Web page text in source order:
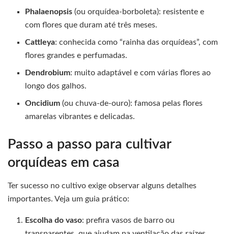
Phalaenopsis (ou orquídea-borboleta): resistente e
com flores que duram até três meses.
Cattleya: conhecida como “rainha das orquídeas”, com
flores grandes e perfumadas.
Dendrobium: muito adaptável e com várias flores ao
longo dos galhos.
Oncidium (ou chuva-de-ouro): famosa pelas flores
amarelas vibrantes e delicadas.
Passo a passo para cultivar
orquídeas em casa
Ter sucesso no cultivo exige observar alguns detalhes
importantes. Veja um guia prático:
Escolha do vaso: prefira vasos de barro ou